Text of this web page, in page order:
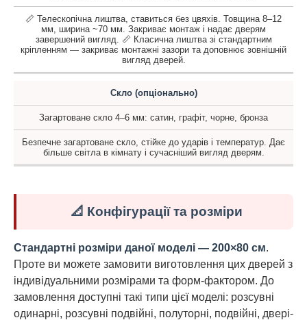
📏 Телескопічна лиштва, ставиться без цвяхів. Товщина 8–12
мм, ширина ~70 мм. Закриває монтаж і надає дверям
завершений вигляд. 📏 Класична лиштва зі стандартним
кріпленням — закриває монтажні зазори та доповнює зовнішній
вигляд дверей.
Скло (опціонально)
Загартоване скло 4–6 мм: сатин, графіт, чорне, бронза
Безпечне загартоване скло, стійке до ударів і температур. Дає
більше світла в кімнату і сучасніший вигляд дверям.
📐 Конфігурації та розміри
Стандартні розміри даної моделі — 200×80 см.
Проте ви можете замовити виготовлення цих дверей з
індивідуальними розмірами та форм-фактором. До
замовлення доступні такі типи цієї моделі: розсувні
одинарні, розсувні подвійні, полуторні, подвійні, двері-